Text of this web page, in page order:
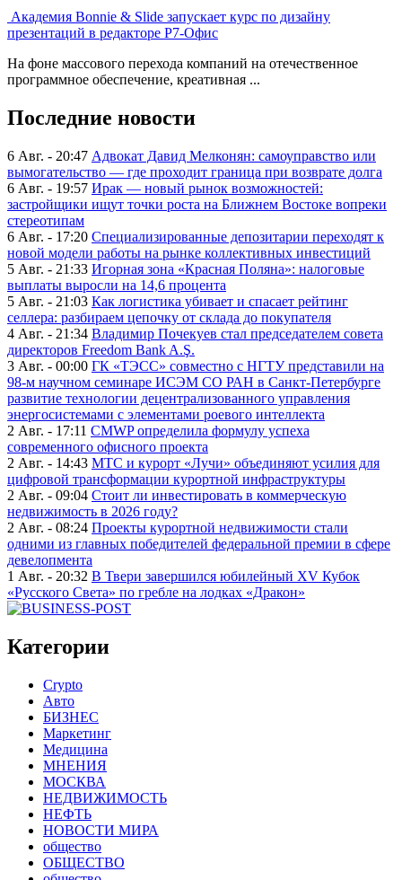
Академия Bonnie & Slide запускает курс по дизайну
презентаций в редакторе Р7-Офис
На фоне массового перехода компаний на отечественное
программное обеспечение, креативная ...
Последние новости
6 Авг. - 20:47 Адвокат Давид Мелконян: самоуправство или
вымогательство — где проходит граница при возврате долга
6 Авг. - 19:57 Ирак — новый рынок возможностей:
застройщики ищут точки роста на Ближнем Востоке вопреки
стереотипам
6 Авг. - 17:20 Специализированные депозитарии переходят к
новой модели работы на рынке коллективных инвестиций
5 Авг. - 21:33 Игорная зона «Красная Поляна»: налоговые
выплаты выросли на 14,6 процента
5 Авг. - 21:03 Как логистика убивает и спасает рейтинг
селлера: разбираем цепочку от склада до покупателя
4 Авг. - 21:34 Владимир Почекуев стал председателем совета
директоров Freedom Bank A.Ş.
3 Авг. - 00:00 ГК «ТЭСС» совместно с НГТУ представили на
98-м научном семинаре ИСЭМ СО РАН в Санкт-Петербурге
развитие технологии децентрализованного управления
энергосистемами с элементами роевого интеллекта
2 Авг. - 17:11 CMWP определила формулу успеха
современного офисного проекта
2 Авг. - 14:43 МТС и курорт «Лучи» объединяют усилия для
цифровой трансформации курортной инфраструктуры
2 Авг. - 09:04 Стоит ли инвестировать в коммерческую
недвижимость в 2026 году?
2 Авг. - 08:24 Проекты курортной недвижимости стали
одними из главных победителей федеральной премии в сфере
девелопмента
1 Авг. - 20:32 В Твери завершился юбилейный XV Кубок
«Русского Света» по гребле на лодках «Дракон»
Категории
Crypto
Авто
БИЗНЕС
Маркетинг
Медицина
МНЕНИЯ
МОСКВА
НЕДВИЖИМОСТЬ
НЕФТЬ
НОВОСТИ МИРА
общество
ОБЩЕСТВО